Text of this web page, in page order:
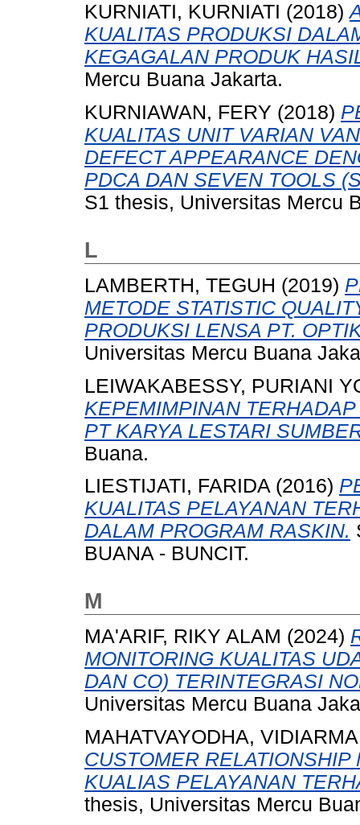
KURNIATI, KURNIATI (2018)
KUALITAS PRODUKSI
KEGAGALAN PRODUK
Mercu Buana Jakarta.
KURNIAWAN, FERY (2018)
KUALITAS UNIT VARIAN
DEFECT APPEARANCE
PDCA DAN SEVEN TOOLS
S1 thesis, Universitas Mercu
L
LAMBERTH, TEGUH (2019)
METODE STATISTIC
PRODUKSI LENSA PT.
Universitas Mercu Buana
LEIWAKABESSY, PURIANI
KEPEMIMPINAN
PT KARYA LESTARI
Buana.
LIESTIJATI, FARIDA (2016)
KUALITAS PELAYANAN
DALAM PROGRAM RASKIN.
BUANA - BUNCIT.
M
MA'ARIF, RIKY ALAM (2024)
MONITORING KUALITAS
DAN CO) TERINTEGRASI
Universitas Mercu Buana
MAHATVAYODHA, VIDIARMA
CUSTOMER
KUALIAS PELAYANAN
thesis, Universitas Mercu